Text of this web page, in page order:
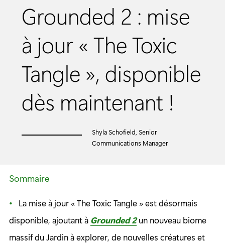
Grounded 2 : mise
à jour « The Toxic
Tangle », disponible
dès maintenant !
Shyla Schofield, Senior
Communications Manager
Sommaire
La mise à jour « The Toxic Tangle » est désormais
disponible, ajoutant à Grounded 2un nouveau biome
massif du Jardin à explorer, de nouvelles créatures et